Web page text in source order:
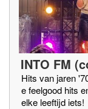
INTO FM
Hits van jaren
e feelgood hits
elke leeftijd iets!